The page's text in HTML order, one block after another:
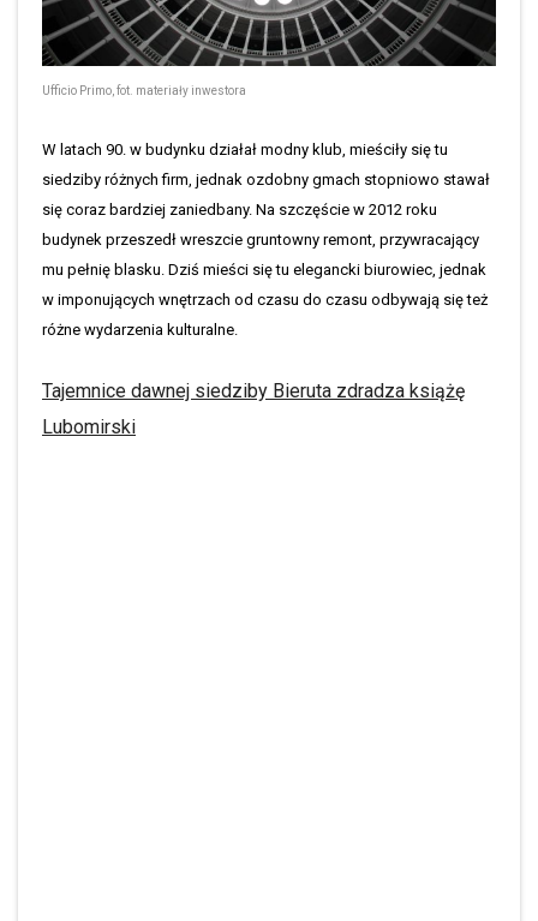
Ufficio Primo, fot. materiały inwestora
W latach 90. w budynku działał modny klub, mieściły się tu
siedziby różnych firm, jednak ozdobny gmach stopniowo stawał
się coraz bardziej zaniedbany. Na szczęście w 2012 roku
budynek przeszedł wreszcie gruntowny remont, przywracający
mu pełnię blasku. Dziś mieści się tu elegancki biurowiec, jednak
w imponujących wnętrzach od czasu do czasu odbywają się też
różne wydarzenia kulturalne.
Tajemnice dawnej siedziby Bieruta zdradza książę
Lubomirski